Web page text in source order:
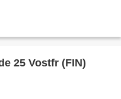
25 Vostfr (FIN)